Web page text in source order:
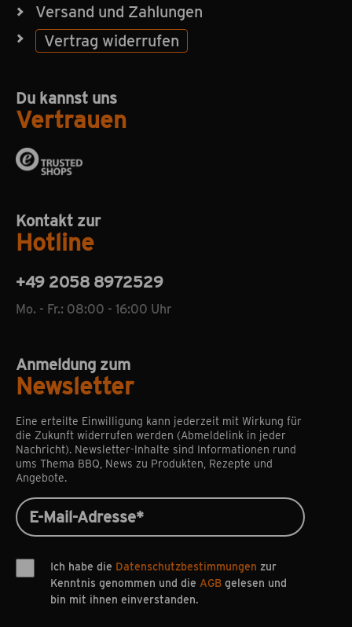
Versand und Zahlungen
Vertrag widerrufen
Du kannst uns
Vertrauen
Kontakt zur
Hotline
+49 2058 8972529
Mo. - Fr.: 08:00 - 16:00 Uhr
Anmeldung zum
Newsletter
Eine erteilte Einwilligung kann jederzeit mit Wirkung für
die Zukunft widerrufen werden (Abmeldelink in jeder
Nachricht). Newsletter-Inhalte sind Informationen rund
ums Thema BBQ, News zu Produkten, Rezepte und
Angebote.
Ich habe die Datenschutzbestimmungen zur
Kenntnis genommen und die AGB gelesen und
bin mit ihnen einverstanden.